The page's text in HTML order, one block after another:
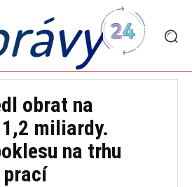
obrat na
miliardy.
na trhu